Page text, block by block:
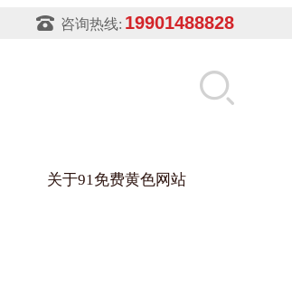
咨询热线: 19901488828
关于91免费黄色网站